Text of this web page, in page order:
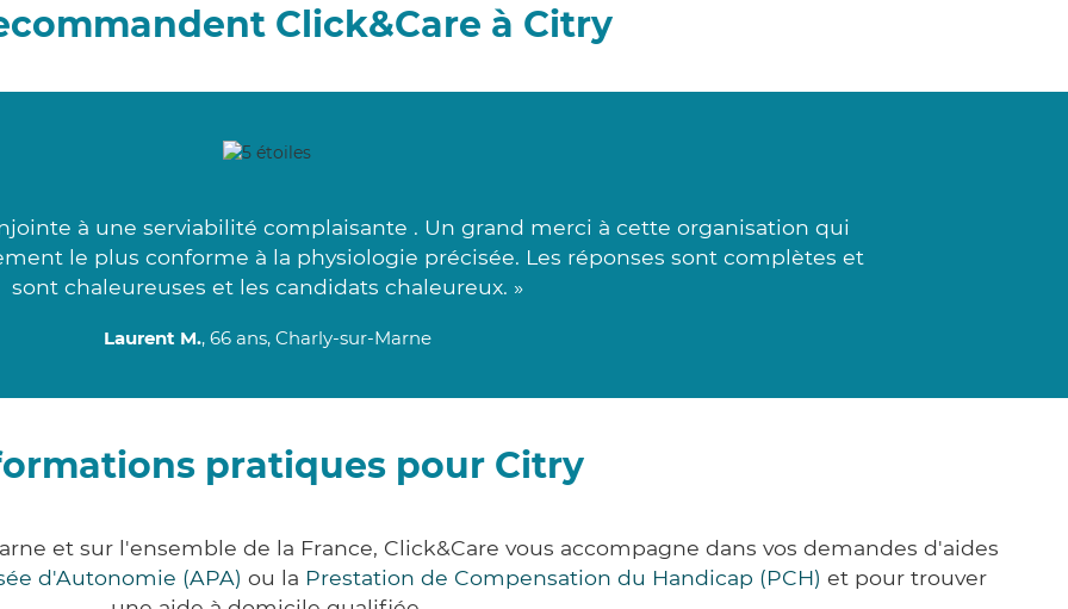
Click&Care à Citry
à une serviabilité complaisante . Un grand merci à cette organisation qui
le plus conforme à la physiologie précisée. Les réponses sont complètes et
sont chaleureuses et les candidats chaleureux. »
Laurent M., 66 ans, Charly-sur-Marne
pratiques pour Citry
et sur l'ensemble de la France, Click&Care vous accompagne dans vos demandes d'aides
d'Autonomie (APA) ou la Prestation de Compensation du Handicap (PCH) et pour trouver